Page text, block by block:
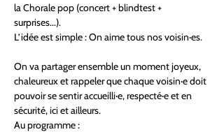
la Chorale pop (concert + blindtest +
surprises...).
L’idée est simple : On aime tous nos voisin·es.
On va partager ensemble un moment joyeux,
chaleureux et rappeler que chaque voisin·e doit
pouvoir se sentir accueilli·e, respecté·e et en
sécurité, ici et ailleurs.
Au programme :